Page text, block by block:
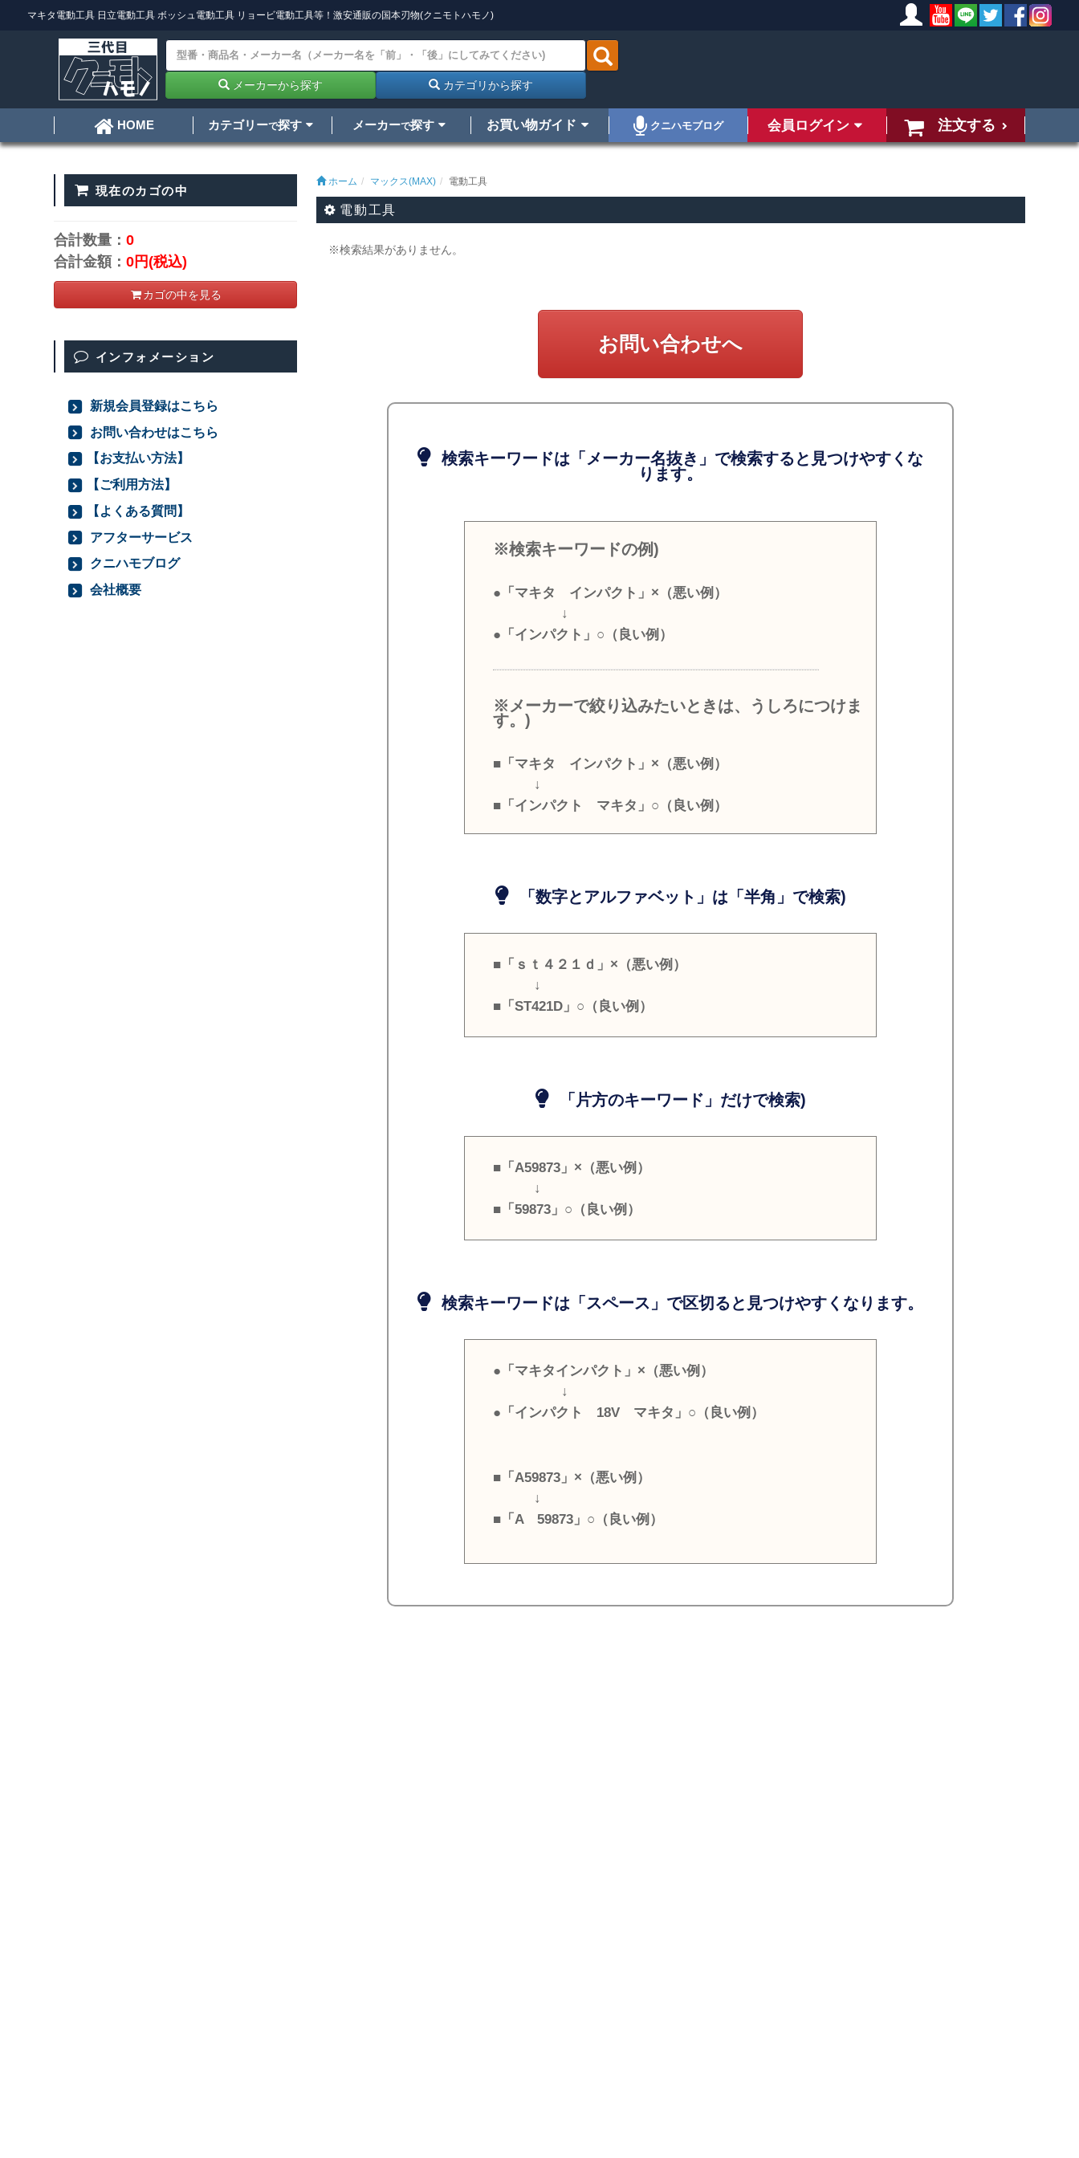
マキタ電動工具 日立電動工具 ボッシュ電動工具 リョービ電動工具等！激安通販の国本刃物(クニモトハモノ)
メーカーから探す カテゴリから探す
HOME カテゴリーで探す メーカーで探す お買い物ガイド クニハモブログ 会員ログイン 注文する
ホーム マックス(MAX) 電動工具
電動工具
※検索結果がありません。
お問い合わせへ
検索キーワードは「メーカー名抜き」で検索すると見つけやすくな
ります。
※検索キーワードの例)
●「マキタ インパクト」×（悪い例）
↓
●「インパクト」○（良い例）
※メーカーで絞り込みたいときは、うしろにつけま
す。)
■「マキタ インパクト」×（悪い例）
↓
■「インパクト マキタ」○（良い例）
「数字とアルファベット」は「半角」で検索)
■「ｓｔ４２１ｄ」×（悪い例）
↓
■「ST421D」○（良い例）
「片方のキーワード」だけで検索)
■「A59873」×（悪い例）
↓
■「59873」○（良い例）
検索キーワードは「スペース」で区切ると見つけやすくなります。
●「マキタインパクト」×（悪い例）
↓
●「インパクト 18V マキタ」○（良い例）
■「A59873」×（悪い例）
↓
■「A 59873」○（良い例）
現在のカゴの中
合計数量：0
合計金額：0円(税込)
カゴの中を見る
インフォメーション
新規会員登録はこちら
お問い合わせはこちら
【お支払い方法】
【ご利用方法】
【よくある質問】
アフターサービス
クニハモブログ
会社概要